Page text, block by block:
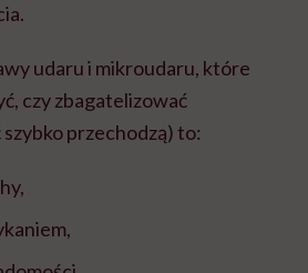
udaru i mikroudaru, które
ć, czy zbagatelizować
szybko przechodzą) to: